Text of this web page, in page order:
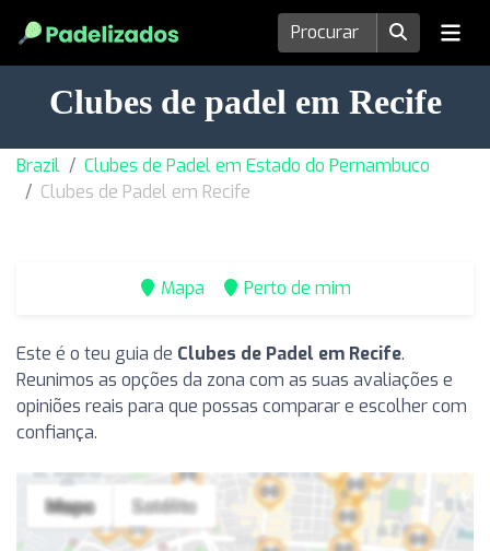
Clubes de padel em Recife
Brazil
Clubes de Padel em Estado do Pernambuco
Clubes de Padel em Recife
Mapa Perto de mim
Este é o teu guia de Clubes de Padel em Recife.
Reunimos as opções da zona com as suas avaliações e
opiniões reais para que possas comparar e escolher com
confiança.